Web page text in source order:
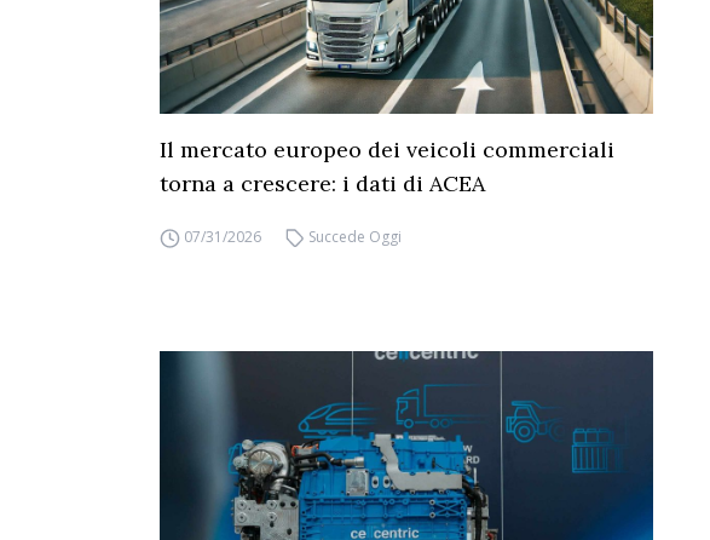
Il mercato europeo dei veicoli commerciali
torna a crescere: i dati di ACEA
07/31/2026 Succede Oggi